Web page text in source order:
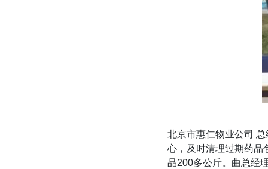
北京市惠仁物业公司
心，及时清理过期药品
品200多公斤。曲总经